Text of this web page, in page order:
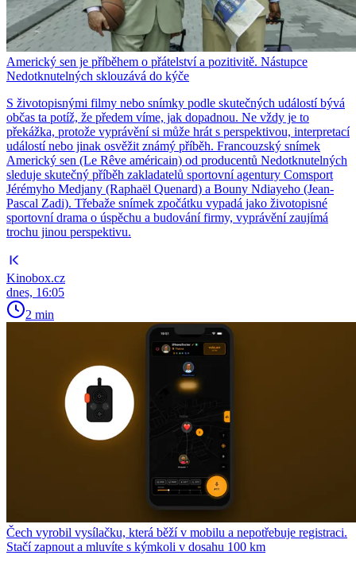
Americký sen je příběhem o přátelství a pozitivitě. Nástupce
Nedotknutelných sklouzává do kýče
S životopisnými filmy nebo snímky podle skutečných událostí bývá
občas ta potíž, že předem víme, jak dopadnou. Ne vždy je to
překážka, protože vyprávění si může hrát s perspektivou, interpretací
událostí nebo jinak osvěžit známý příběh. Francouzský snímek
Americký sen (Le Rêve américain) od producentů Nedotknutelných
sleduje skutečný příběh zakladatelů sportovní agentury Comsport
Jérémyho Medjany (Raphaël Quenard) a Bouny Ndiayeho (Jean-
Pascal Zadi). Třebaže snímek zpočátku vypadá jako životopisné
sportovní drama o úspěchu a budování firmy, vyprávění zaujímá
trochu jinou perspektivu.
Kinobox.cz
dnes, 16:05
2 min
Čech vyrobil vysílačku, která běží v mobilu a nepotřebuje registraci.
Stačí zapnout a mluvíte s kýmkoli v dosahu 100 km